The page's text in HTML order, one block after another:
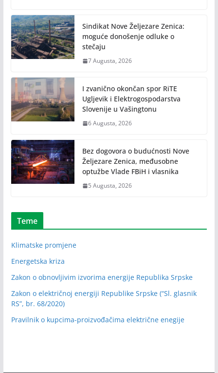
Sindikat Nove Željezare Zenica:
moguće donošenje odluke o
stečaju
7 Augusta, 2026
I zvanično okončan spor RiTE
Ugljevik i Elektrogospodarstva
Slovenije u Vašingtonu
6 Augusta, 2026
Bez dogovora o budućnosti Nove
Željezare Zenica, međusobne
optužbe Vlade FBiH i vlasnika
5 Augusta, 2026
Teme
Klimatske promjene
Energetska kriza
Zakon o obnovljivim izvorima energije Republika Srpske
Zakon o električnoj energiji Republike Srpske (“Sl. glasnik
RS”, br. 68/2020)
Pravilnik o kupcima-proizvođačima električne enegije